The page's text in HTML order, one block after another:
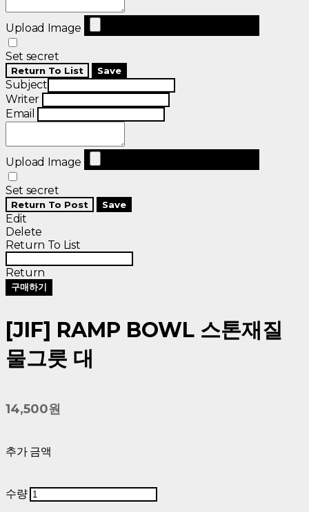
Upload Image
Set secret
Return To List Save
Subject
Writer
Email
Upload Image
Set secret
Return To Post Save
Edit
Delete
Return To List
Return
구매하기
[JIF] RAMP BOWL 스톤재질
물그릇 대
14,500원
추가 금액
수량